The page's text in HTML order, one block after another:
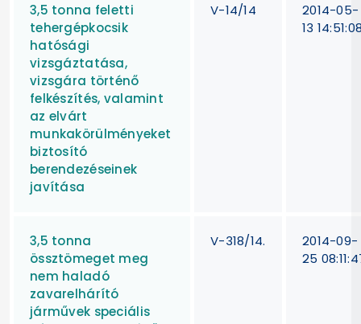
3,5 tonna feletti
tehergépkocsik
hatósági
vizsgáztatása,
vizsgára történő
felkészítés, valamint
az elvárt
munkakörülményeket
biztosító
berendezéseinek
javítása
V-14/14
2014-05-
13
3,5 tonna
össztömeget meg
nem haladó
zavarelhárító
járművek speciális
V-318/14.
2014-09-
25